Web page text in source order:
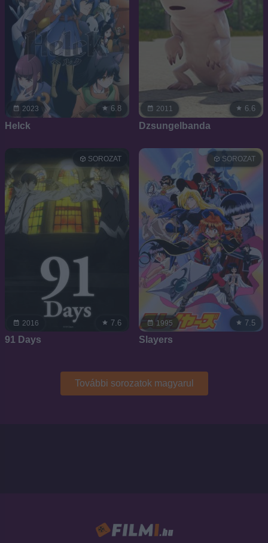
2023 6.8
Helck
2011 6.6
Dzsungelbanda
2016
SOROZAT
7.6
91 Days
1995
SOROZAT
7.5
Slayers
További sorozatok magyarul